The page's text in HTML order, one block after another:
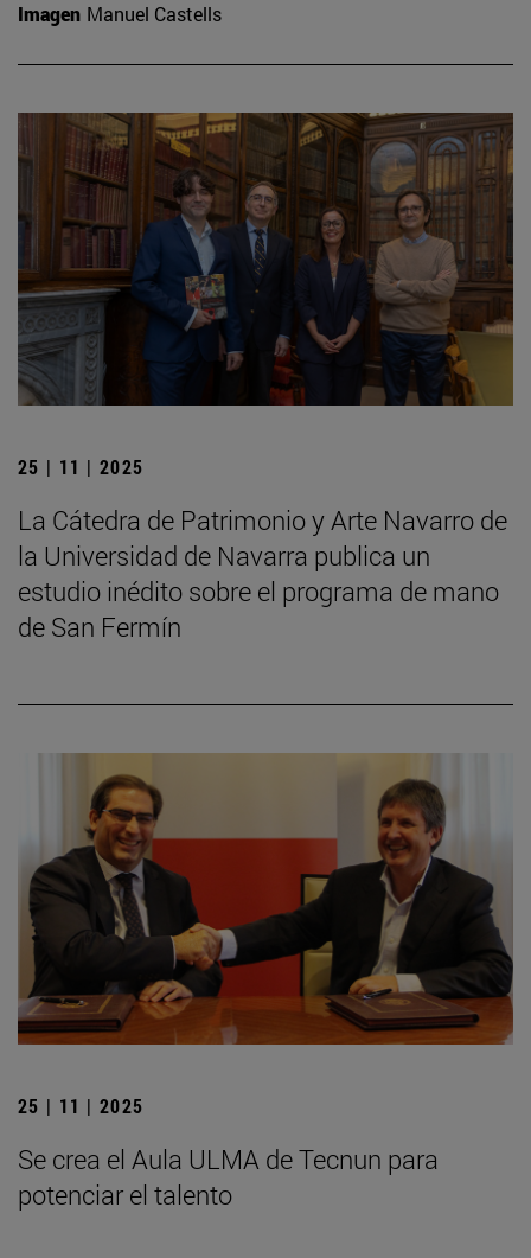
Imagen Manuel Castells
25 | 11 | 2025
La Cátedra de Patrimonio y Arte Navarro de
la Universidad de Navarra publica un
estudio inédito sobre el programa de mano
de San Fermín
25 | 11 | 2025
Se crea el Aula ULMA de Tecnun para
potenciar el talento